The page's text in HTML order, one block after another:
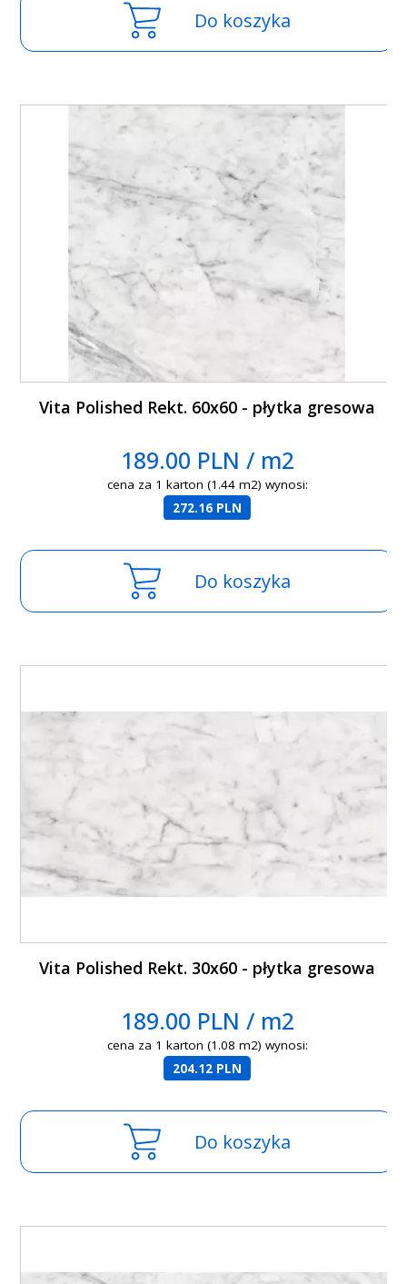
Do koszyka
Vita Polished Rekt. 60x60 - płytka gresowa
189.00 PLN / m2
cena za 1 karton (1.44 m2) wynosi:
272.16 PLN
Do koszyka
Vita Polished Rekt. 30x60 - płytka gresowa
189.00 PLN / m2
cena za 1 karton (1.08 m2) wynosi:
204.12 PLN
Do koszyka